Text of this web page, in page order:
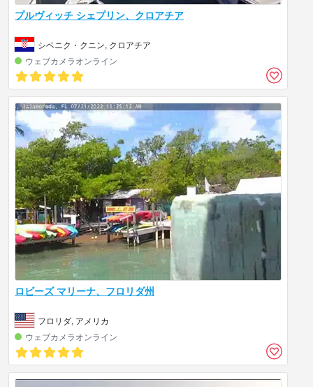
プルヴィッチ シェプリン、クロアチア
シベニク・クニン, クロアチア
ウェブカメラオンライン
ロビーズ マリーナ、フロリダ州
フロリダ, アメリカ
ウェブカメラオンライン